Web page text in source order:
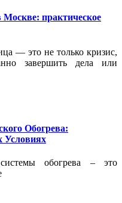
практическое
— это не только кризис,
завершить дела или
Обогрева:
Условиях
обогрева – это